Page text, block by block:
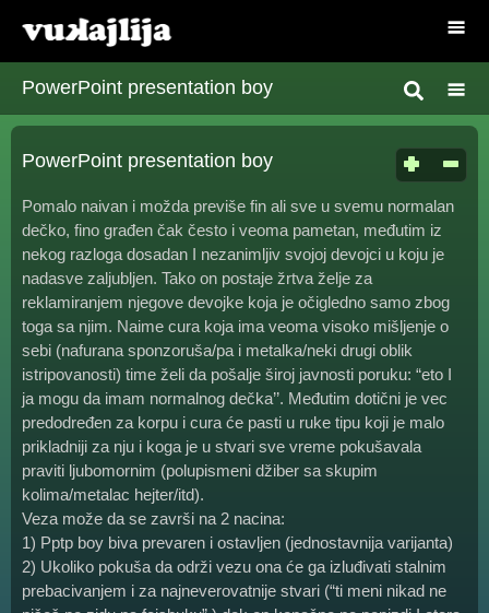
PowerPoint presentation boy
PowerPoint presentation boy
Pomalo naivan i možda previše fin ali sve u svemu normalan
dečko, fino građen čak često i veoma pametan, međutim iz
nekog razloga dosadan I nezanimljiv svojoj devojci u koju je
nadasve zaljubljen. Tako on postaje žrtva želje za
reklamiranjem njegove devojke koja je očigledno samo zbog
toga sa njim. Naime cura koja ima veoma visoko mišljenje o
sebi (nafurana sponzoruša/pa i metalka/neki drugi oblik
istripovanosti) time želi da pošalje široj javnosti poruku: “eto I
ja mogu da imam normalnog dečka’’. Međutim dotični je vec
predodređen za korpu i cura će pasti u ruke tipu koji je malo
prikladniji za nju i koga je u stvari sve vreme pokušavala
praviti ljubomornim (polupismeni džiber sa skupim
kolima/metalac hejter/itd).
Veza može da se završi na 2 nacina:
1) Pptp boy biva prevaren i ostavljen (jednostavnija varijanta)
2) Ukoliko pokuša da održi vezu ona će ga izluđivati stalnim
prebacivanjem i za najneverovatnije stvari (“ti meni nikad ne